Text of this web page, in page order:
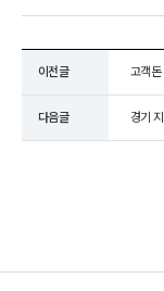
이전글 고객
다음글 경기